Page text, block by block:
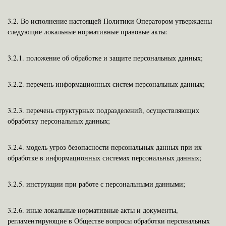
3.2. Во исполнение настоящей Политики Оператором утверждены
следующие локальные нормативные правовые акты:
3.2.1. положение об обработке и защите персональных данных;
3.2.2. перечень информационных систем персональных данных;
3.2.3. перечень структурных подразделений, осуществляющих
обработку персональных данных;
3.2.4. модель угроз безопасности персональных данных при их
обработке в информационных системах персональных данных;
3.2.5. инструкции при работе с персональными данными;
3.2.6. иные локальные нормативные акты и документы,
регламентирующие в Обществе вопросы обработки персональных